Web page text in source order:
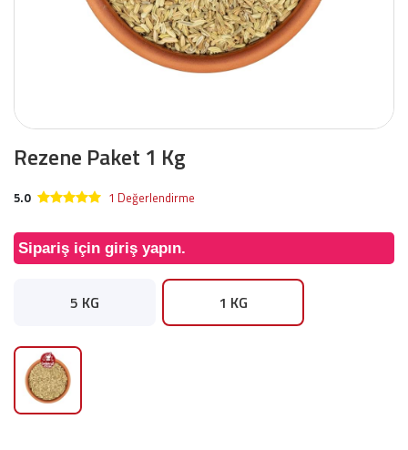
Rezene Paket 1 Kg
5.0 1 Değerlendirme
Sipariş için giriş yapın.
5 KG 1 KG